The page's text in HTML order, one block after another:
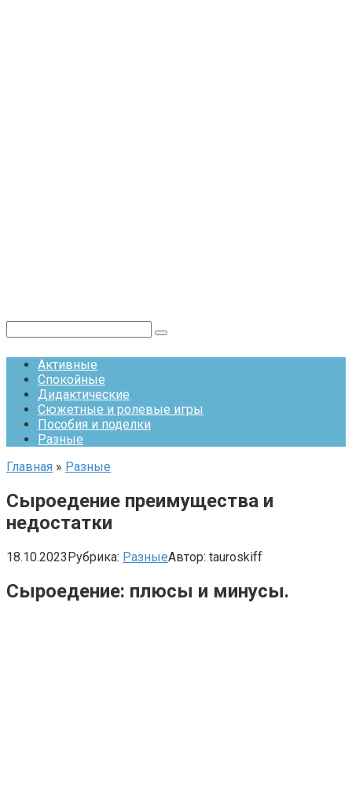
Активные
Спокойные
Дидактические
Сюжетные и ролевые игры
Пособия и поделки
Разные
Главная » Разные
Сыроедение преимущества и
недостатки
18.10.2023Рубрика: РазныеАвтор: tauroskiff
Сыроедение: плюсы и минусы.